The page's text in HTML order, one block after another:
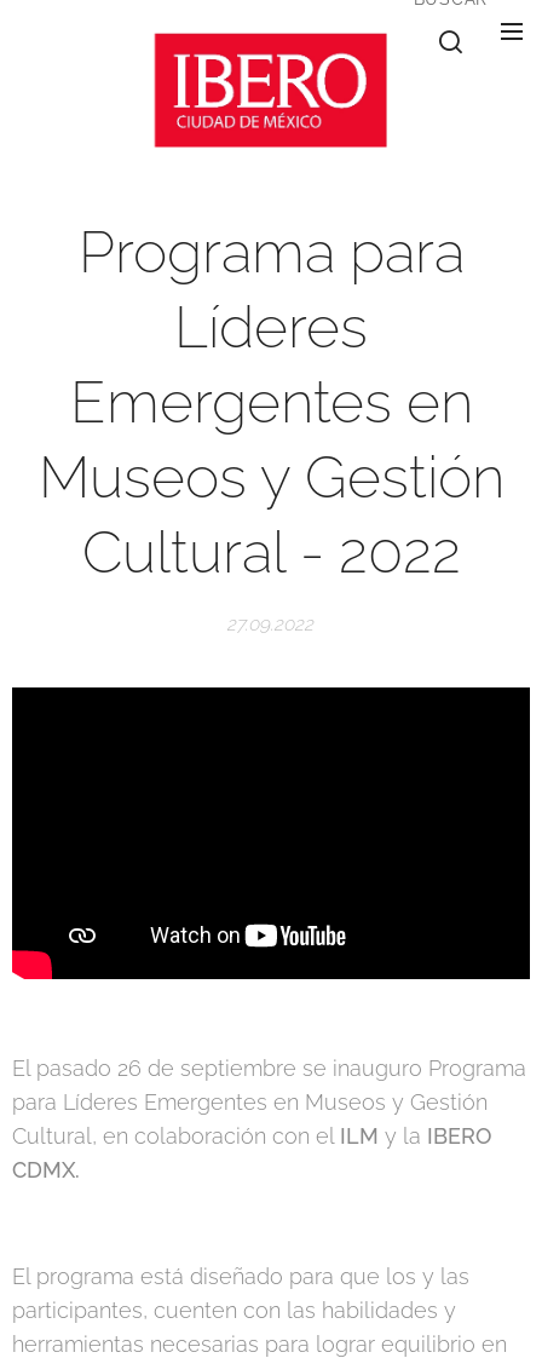
Programa para
Líderes
Emergentes en
Museos y Gestión
Cultural - 2022
27.09.2022
El pasado 26 de septiembre se inauguro Programa
para Líderes Emergentes en Museos y Gestión
Cultural, en colaboración con el ILM y la IBERO
CDMX.
El programa está diseñado para que los y las
participantes, cuenten con las habilidades y
herramientas necesarias para lograr equilibrio en